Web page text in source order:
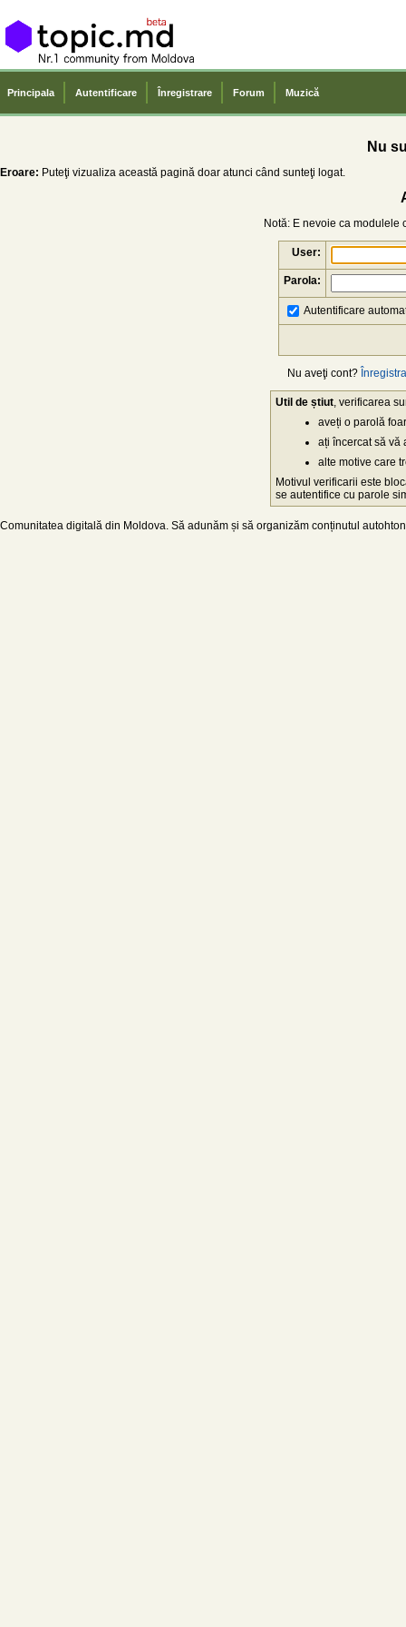
Principala Autentificare Înregistrare Forum Muzică
Nu
Eroare: Puteţi vizualiza această pagină doar atunci când sunteţi logat.
Notă: E nevoie ca modulele
User:
Parola:
Autentificare
Nu aveţi cont?
Util de știut , verificarea
aveți o parolă
ați încercat să vă
alte motive care
Motivul verificarii este
se autentifice cu parole
Comunitatea digitală din Moldova. Să adunăm și să organizăm conținutul